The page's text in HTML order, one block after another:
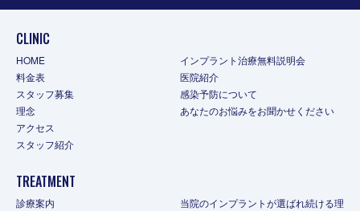
CLINIC
HOME
料金表
スタッフ募集
理念
アクセス
スタッフ紹介
インプラント治療無料説明会
医院紹介
感染予防について
あなたのお悩みをお聞かせください
TREATMENT
診療案内
当院のインプラントが選ばれ続ける理